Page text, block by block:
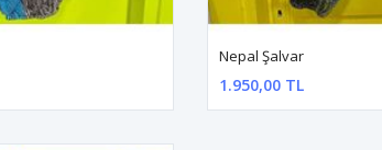
Nepal Şalvar
1.950,00 TL